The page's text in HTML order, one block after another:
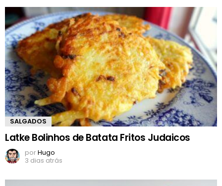
SALGADOS
Latke Bolinhos de Batata Fritos Judaicos
porHugo
3 dias atrás